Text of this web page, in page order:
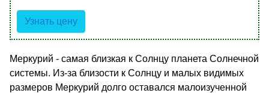
Узнать цену
Меркурий - самая близкая к Солнцу планета Солнечной
системы. Из-за близости к Солнцу и малых видимых
размеров Меркурий долго оставался малоизученной